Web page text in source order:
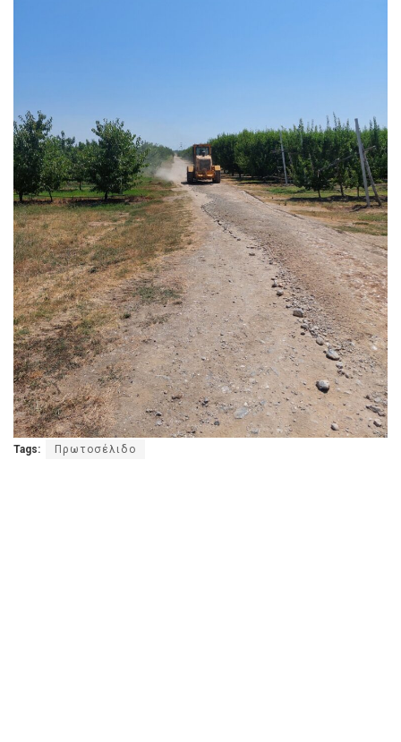
Tags: Πρωτοσέλιδο